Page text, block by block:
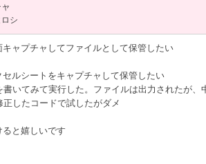
シ
ャプチャしてファイルとして保管したい
ルシートをキャプチャして保管したい
書いてみて実行した。ファイルは出力されたが、
したコードで試したがダメ
と嬉しいです